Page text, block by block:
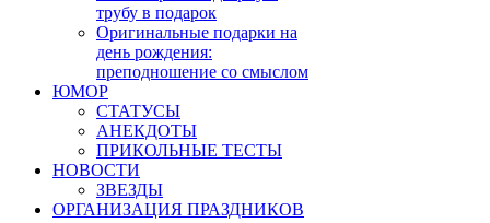
трубу в подарок
Оригинальные подарки на
день рождения:
преподношение со смыслом
ЮМОР
СТАТУСЫ
АНЕКДОТЫ
ПРИКОЛЬНЫЕ ТЕСТЫ
НОВОСТИ
ЗВЕЗДЫ
ОРГАНИЗАЦИЯ ПРАЗДНИКОВ